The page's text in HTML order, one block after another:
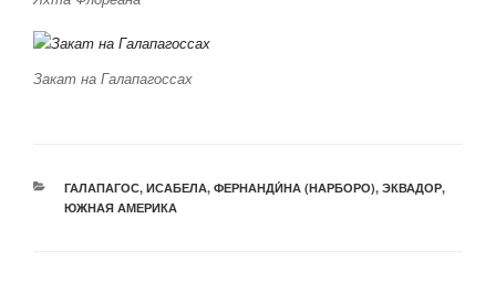
Закат на Галапагоссах
РУБРИКИ
ГАЛАПАГОС, ИСАБЕЛА, ФЕРНАНДИ́НА (НАРБОРО), ЭКВАДОР,
ЮЖНАЯ АМЕРИКА